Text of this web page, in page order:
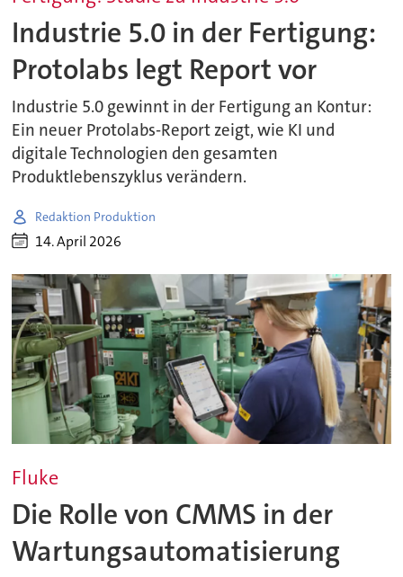
Industrie 5.0 in der Fertigung:
Protolabs legt Report vor
Industrie 5.0 gewinnt in der Fertigung an Kontur:
Ein neuer Protolabs-Report zeigt, wie KI und
digitale Technologien den gesamten
Produktlebenszyklus verändern.
Redaktion Produktion
14. April 2026
Fluke
Die Rolle von CMMS in der
Wartungsautomatisierung